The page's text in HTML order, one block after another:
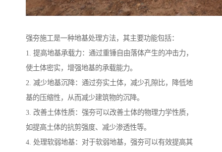
强夯施工是一种地基处理方法，其主要功能包括：
1. 提高地基承载力：通过重锤自由落体产生的冲击力，
使土体密实，增强地基的承载能力。
2. 减少地基沉降：通过夯实土体，减少孔隙比，降低地
基的压缩性，从而减少建筑物的沉降。
3. 改善土体性质：强夯可以改善土体的物理力学性质，
如提高土体的抗剪强度、减少渗透性等。
4. 处理软弱地基：对于软弱地基，强夯可以有效提高其